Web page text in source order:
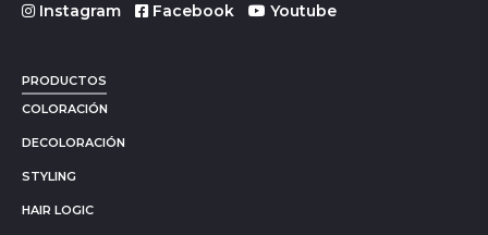
Instagram Facebook Youtube
PRODUCTOS
COLORACIÓN
DECOLORACIÓN
STYLING
HAIR LOGIC